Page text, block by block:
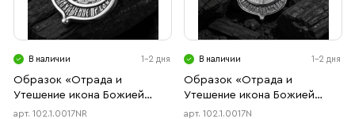
В наличии 1-2 дня
Образок «Отрада и
Утешение икона Божией
Матери в форме цаты»
арт. 102.1.0017NR
В наличии 1-2 дня
Образок «Отрада и
Утешение икона Божией
Матери в форме цаты»
арт. 102.1.0017N